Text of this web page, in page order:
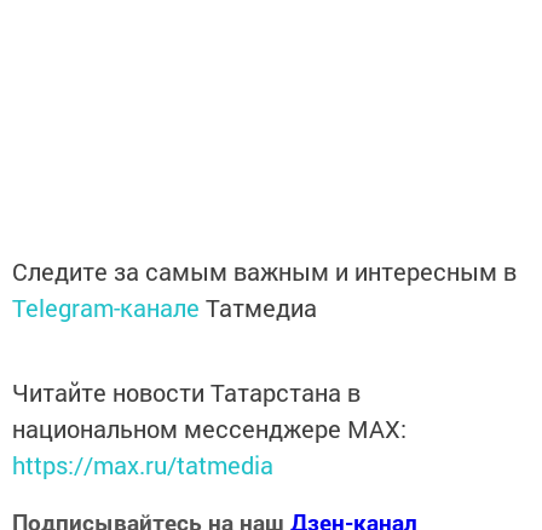
Следите за самым важным и интересным в
Telegram-канале Татмедиа
Читайте новости Татарстана в
национальном мессенджере MАХ:
https://max.ru/tatmedia
Подписывайтесь на наш Дзен-канал